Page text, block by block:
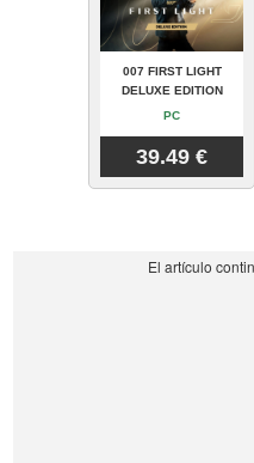
007 FIRST LIGHT
DELUXE EDITION
PC
39.49 €